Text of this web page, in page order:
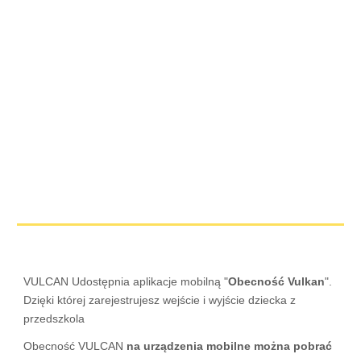
VULCAN Udostępnia aplikacje mobilną "Obecność Vulkan".
Dzięki której zarejestrujesz wejście i wyjście dziecka z
przedszkola
Obecność VULCAN na urządzenia mobilne można pobrać